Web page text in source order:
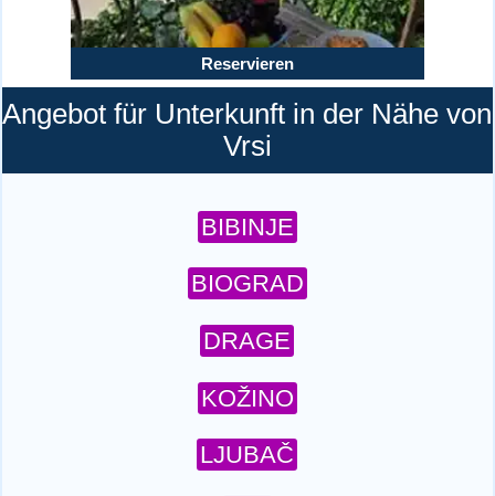
Reservieren
Angebot für Unterkunft in der Nähe von
Vrsi
BIBINJE
BIOGRAD
DRAGE
KOŽINO
LJUBAČ